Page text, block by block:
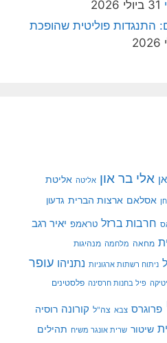
31 ביולי 2026
התנגדות פוליטית שהופכת
אלי בר און אליטה אליטת
אסלאם ארצות הברית גדעון
חרבות ברזל טראמפ יאיר רגב
מחאה מלחמה מנהיגות
ניתוח רשתות ארגוניות נתניהו עופר
פיל בחנות חרסינה פלסטינים
פרוגרס צבא צה"ל קורונה רוסיה
שיטור שרית אונגר משיח תהילים